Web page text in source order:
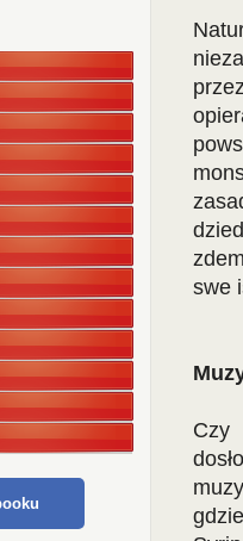
swe
Czy